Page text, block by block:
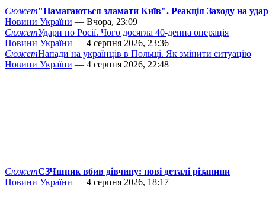
Сюжет"Намагаються зламати Київ". Реакція Заходу на удар
Новини України — Вчора, 23:09
СюжетУдари по Росії. Чого досягла 40-денна операція
Новини України — 4 серпня 2026, 23:36
СюжетНапади на українців в Польщі. Як змінити ситуацію
Новини України — 4 серпня 2026, 22:48
СюжетСЗЧшник вбив дівчину: нові деталі різанини
Новини України — 4 серпня 2026, 18:17